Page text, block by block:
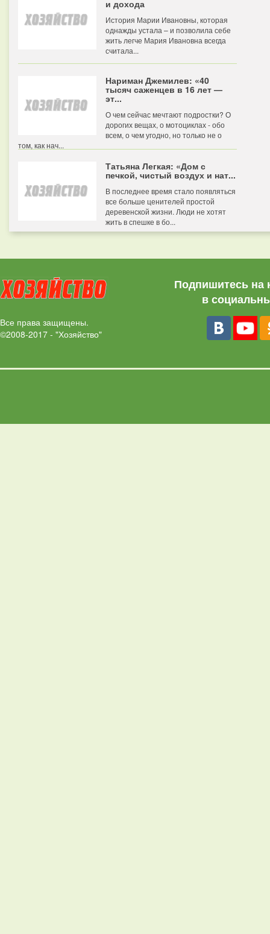
и дохода
История Марии Ивановны, которая
однажды устала – и позволила себе
жить легче Мария Ивановна всегда
считала...
Нариман Джемилев: «40
тысяч саженцев в 16 лет —
эт...
О чем сейчас мечтают подростки? О
дорогих вещах, о мотоциклах - обо
всем, о чем угодно, но только не о
том, как нач...
Татьяна Легкая: «Дом с
печкой, чистый воздух и нат...
В последнее время стало появляться
все больше ценителей простой
деревенской жизни. Люди не хотят
жить в спешке в бо...
Все права защищены.
©2008-2017 - "Хозяйство"
Подпишитесь на
в